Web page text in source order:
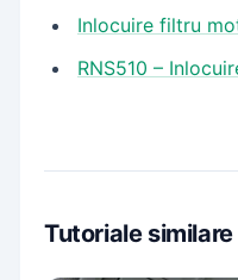
Inlocuire filtru
RNS510 –
Tutoriale